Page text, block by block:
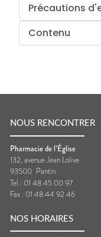
Précautions
Contenu
NOUS RENCONTRER
Pharmacie de l’Église
132, avenue Jean Lolive
93500 Pantin
Tel : 01 48 45 00 97
Fax : 01 48 44 92 46
NOS HORAIRES